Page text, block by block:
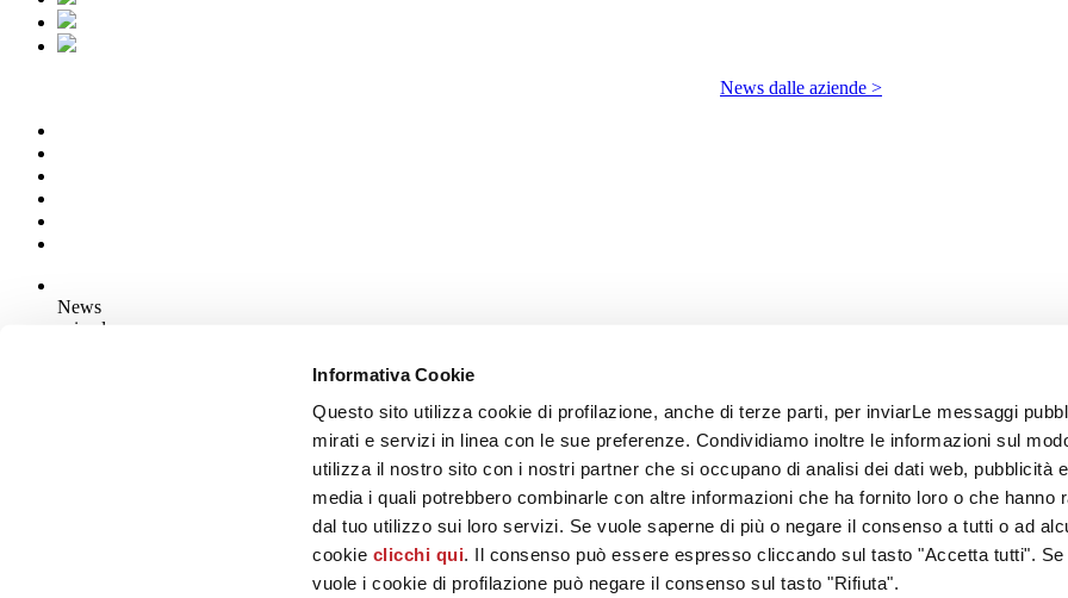
Informativa Cookie
Questo sito utilizza cookie di profilazione, anche di terze parti, per inviarLe messaggi
mirati e servizi in linea con le sue preferenze. Condividiamo inoltre le informazioni sul
utilizza il nostro sito con i nostri partner che si occupano di analisi dei dati web, pubblicità
media i quali potrebbero combinarle con altre informazioni che ha fornito loro o che hanno
dal tuo utilizzo sui loro servizi. Se vuole saperne di più o negare il consenso a tutti o ad
cookie clicchi qui. Il consenso può essere espresso cliccando sul tasto "Accetta tutti". Se
vuole i cookie di profilazione può negare il consenso sul tasto "Rifiuta".
News dalle aziende >
News
aziende
Viale Monte Santo, 40 - 41049 Sassuolo (MO) - Italy
Capitale Sociale: 2.500.000 euro - Codice fiscale e P.IVA 00853700367